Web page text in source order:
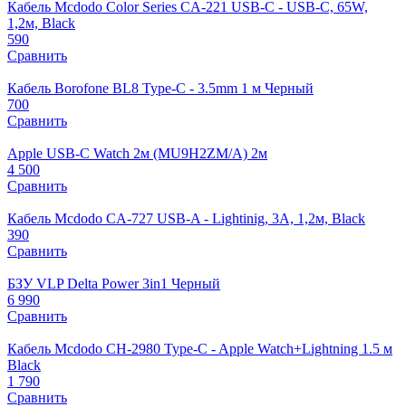
Кабель Mcdodo Color Series CA-221 USB-C - USB-C, 65W,
1,2м, Black
590
Сравнить
Кабель Borofone BL8 Type-C - 3.5mm 1 м Черный
700
Сравнить
Apple USB‑C Watch 2м (MU9H2ZM/A) 2м
4 500
Сравнить
Кабель Mcdodo CA-727 USB-A - Lightinig, 3A, 1,2м, Black
390
Сравнить
БЗУ VLP Delta Power 3in1 Черный
6 990
Сравнить
Кабель Mcdodo CH-2980 Type-C - Apple Watch+Lightning 1.5 м
Black
1 790
Сравнить